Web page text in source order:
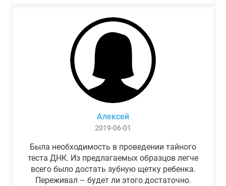
Алексей
2019-06-01
Была необходимость в проведении тайного
теста ДНК. Из предлагаемых образцов легче
всего было достать зубную щетку ребенка.
Переживал – будет ли этого достаточно.